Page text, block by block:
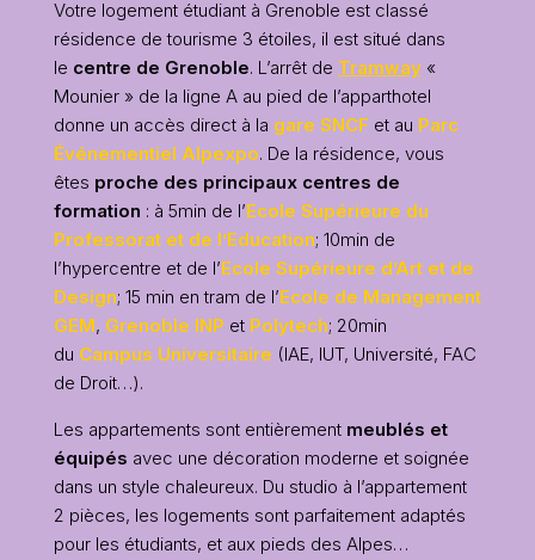
Votre logement étudiant à Grenoble est classé
résidence de tourisme 3 étoiles, il est situé dans
le centre de Grenoble. L’arrêt de Tramway«
Mounier » de la ligne A au pied de l’apparthotel
donne un accès direct à la gare SNCF et au Parc
Événementiel Alpexpo. De la résidence, vous
êtes proche des principaux centres de
formation : à 5min de l’Ecole Supérieure du
Professorat et de l’Education; 10min de
l’hypercentre et de l’Ecole Supérieure d’Art et de
Design; 15 min en tram de l’Ecole de Management
GEM, Grenoble INP et Polytech; 20min
du Campus Universitaire (IAE, IUT, Université, FAC
de Droit…).
Les appartements sont entièrement meublés et
équipés avec une décoration moderne et soignée
dans un style chaleureux. Du studio à l’appartement
2 pièces, les logements sont parfaitement adaptés
pour les étudiants, et aux pieds des Alpes…